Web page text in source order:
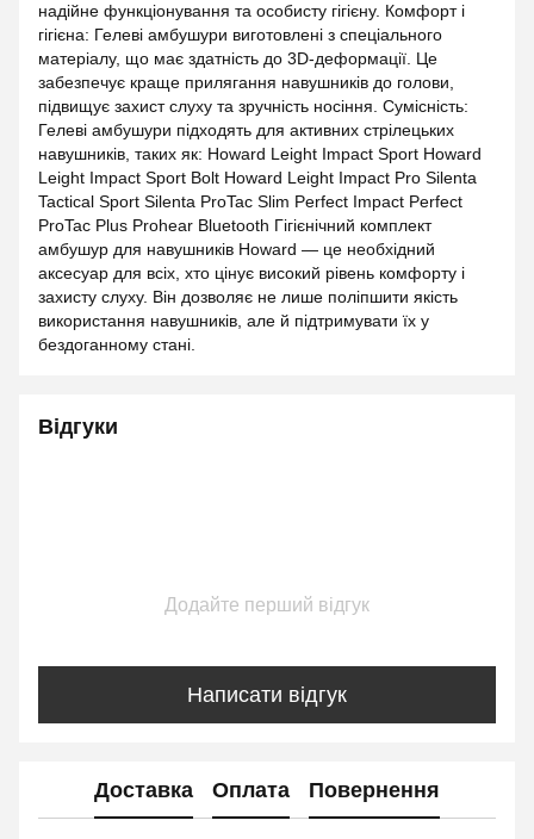
надійне функціонування та особисту гігієну. Комфорт і
гігієна: Гелеві амбушури виготовлені з спеціального
матеріалу, що має здатність до 3D-деформації. Це
забезпечує краще прилягання навушників до голови,
підвищує захист слуху та зручність носіння. Сумісність:
Гелеві амбушури підходять для активних стрілецьких
навушників, таких як: Howard Leight Impact Sport Howard
Leight Impact Sport Bolt Howard Leight Impact Pro Silenta
Tactical Sport Silenta ProTac Slim Perfect Impact Perfect
ProTac Plus Prohear Bluetooth Гігієнічний комплект
амбушур для навушників Howard — це необхідний
аксесуар для всіх, хто цінує високий рівень комфорту і
захисту слуху. Він дозволяє не лише поліпшити якість
використання навушників, але й підтримувати їх у
бездоганному стані.
Відгуки
Додайте перший відгук
Написати відгук
Доставка Оплата Повернення